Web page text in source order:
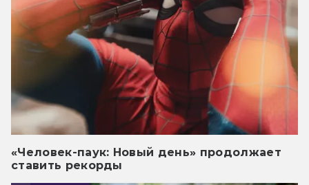
«Человек-паук: Новый день» продолжает
ставить рекорды